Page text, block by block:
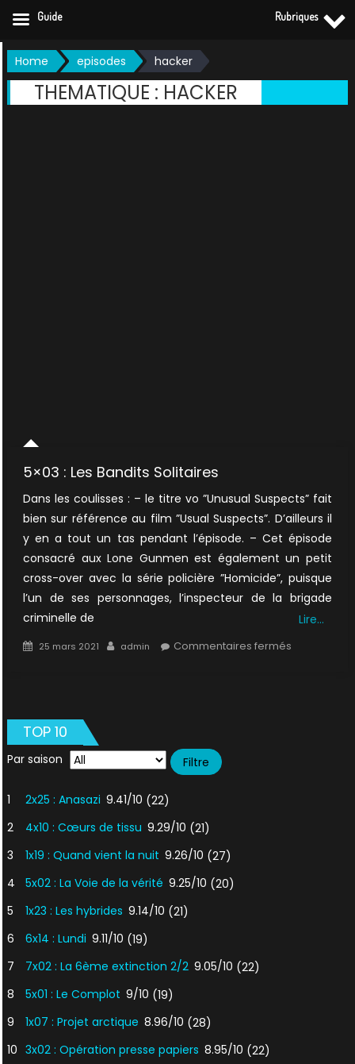
Skip
to
content
Home episodes hacker
THEMATIQUE : HACKER
5×03 : Les Bandits Solitaires
Dans les coulisses : – le titre vo ”Unusual Suspects” fait
bien sur référence au film ”Usual Suspects”. D’ailleurs il
y en a tout un tas pendant l’épisode. – Cet épisode
consacré aux Lone Gunmen est également un petit
cross-over avec la série policière ”Homicide”, puisque
l’un de ses personnages, l’inspecteur de la brigade
criminelle de
Lire…
Posted
25 mars 2021 Author
admin Commentaires ferméssur
TOP 10
Par saison
1 2x25 : Anasazi 9.41/10 (22)
2
4x10 : Cœurs de tissu 9.29/10 (21)
3
1x19 : Quand vient la nuit 9.26/10 (27)
4
5x02 : La Voie de la vérité 9.25/10 (20)
5
1x23 : Les hybrides 9.14/10 (21)
6
6x14 : Lundi 9.11/10 (19)
7
7x02 : La 6ème extinction 2/2 9.05/10 (22)
8
5x01 : Le Complot 9/10 (19)
9
1x07 : Projet arctique 8.96/10 (28)
10 3x02 : Opération presse papiers 8.95/10 (22)
Guide Rubriques